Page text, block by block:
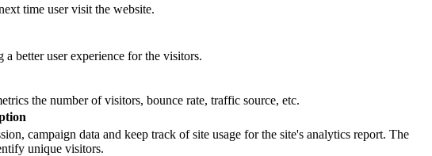
time user visit the website.
better user experience for the visitors.
the number of visitors, bounce rate, traffic source, etc.
campaign data and keep track of site usage for the site's analytics report. The
unique visitors.